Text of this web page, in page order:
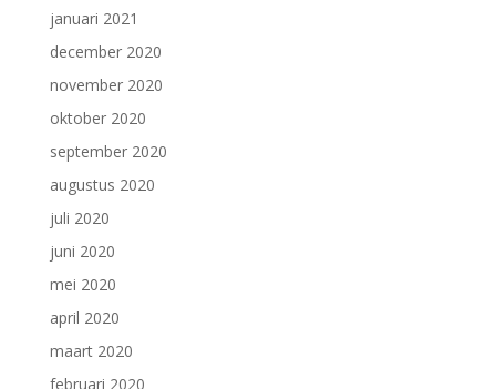
januari 2021
december 2020
november 2020
oktober 2020
september 2020
augustus 2020
juli 2020
juni 2020
mei 2020
april 2020
maart 2020
februari 2020